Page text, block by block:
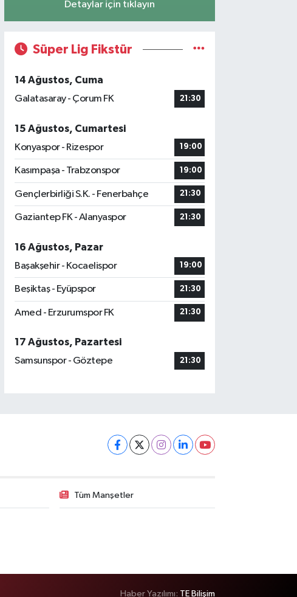
Detaylar için tıklayın
Süper Lig Fikstür
14 Ağustos, Cuma
Galatasaray - Çorum FK
21:30
15 Ağustos, Cumartesi
Konyaspor - Rizespor
19:00
Kasımpaşa - Trabzonspor 19:00
Gençlerbirliği S.K. - Fenerbahçe 21:30
Gaziantep FK - Alanyaspor 21:30
16 Ağustos, Pazar
Başakşehir - Kocaelispor
19:00
Beşiktaş - Eyüpspor 21:30
Amed - Erzurumspor FK 21:30
17 Ağustos, Pazartesi
Samsunspor - Göztepe
21:30
Tüm Manşetler
Haber Yazılımı: TE Bilişim